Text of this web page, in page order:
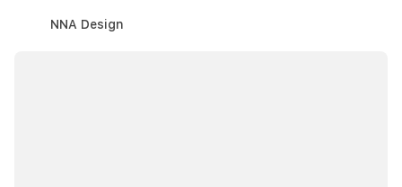
NNA Design